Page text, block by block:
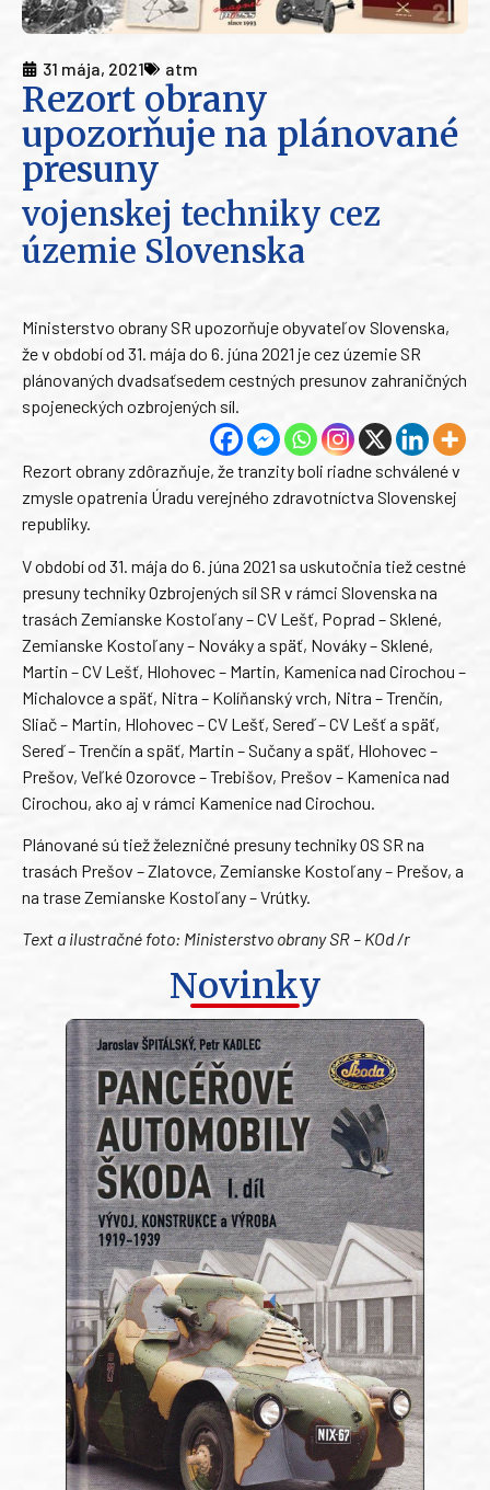
31 mája, 2021 atm
Rezort obrany
upozorňuje na plánované
presuny
vojenskej techniky cez
územie Slovenska
Ministerstvo obrany SR upozorňuje obyvateľov Slovenska,
že v období od 31. mája do 6. júna 2021 je cez územie SR
plánovaných dvadsaťsedem cestných presunov zahraničných
spojeneckých ozbrojených síl.
Rezort obrany zdôrazňuje, že tranzity boli riadne schválené v
zmysle opatrenia Úradu verejného zdravotníctva Slovenskej
republiky.
V období od 31. mája do 6. júna 2021 sa uskutočnia tiež cestné
presuny techniky Ozbrojených síl SR v rámci Slovenska na
trasách Zemianske Kostoľany – CV Lešť, Poprad – Sklené,
Zemianske Kostoľany – Nováky a späť, Nováky – Sklené,
Martin – CV Lešť, Hlohovec – Martin, Kamenica nad Cirochou –
Michalovce a späť, Nitra – Kolíňanský vrch, Nitra – Trenčín,
Sliač – Martin, Hlohovec – CV Lešť, Sereď – CV Lešť a späť,
Sereď – Trenčín a späť, Martin – Sučany a späť, Hlohovec –
Prešov, Veľké Ozorovce – Trebišov, Prešov – Kamenica nad
Cirochou, ako aj v rámci Kamenice nad Cirochou.
Plánované sú tiež železničné presuny techniky OS SR na
trasách Prešov – Zlatovce, Zemianske Kostoľany – Prešov, a
na trase Zemianske Kostoľany – Vrútky.
Text a ilustračné foto: Ministerstvo obrany SR – KOd /r
Novinky